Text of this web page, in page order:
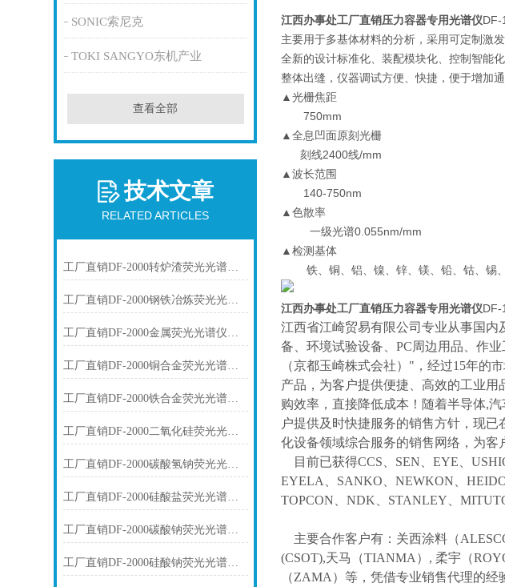
SONIC索尼克
TOKI SANGYO东机产业
查看全部
技术文章
RELATED ARTICLES
工厂直销DF-2000转炉渣荧光光谱仪技术参数
工厂直销DF-2000钢铁冶炼荧光光谱仪技术参数
工厂直销DF-2000金属荧光光谱仪技术参数
工厂直销DF-2000铜合金荧光光谱仪技术参数
工厂直销DF-2000铁合金荧光光谱仪技术参数
工厂直销DF-2000二氧化硅荧光光谱仪技术参数
工厂直销DF-2000碳酸氢钠荧光光谱仪技术参数
工厂直销DF-2000硅酸盐荧光光谱仪技术参数
工厂直销DF-2000碳酸钠荧光光谱仪技术参数
工厂直销DF-2000硅酸钠荧光光谱仪技术参数
江西办事处工厂直销压力容器专用光谱仪DF-
主要用于多基体材料的分析，采用可定制激
全新的设计标准化、装配模块化、控制智能化
整体出缝，仪器调试方便、快捷，便于增加
▲光栅焦距
750mm
▲全息凹面原刻光栅
刻线2400线/mm
▲波长范围
140-750nm
▲色散率
一级光谱0.055nm/mm
▲检测基体
铁、铜、铝、镍、锌、镁、铅、钴、锡
江西办事处工厂直销压力容器专用光谱仪DF-
江西省江崎贸易有限公司专业从事国
备、环境试验设备、PC周边用品、作
（京都玉崎株式会社）"，经过15年的
产品，为客户提供便捷、高效的工业用
购效率，直接降低成本！随着半导体,
户提供及时快捷服务的销售方针，现
化设备领域综合服务的销售网络，为客
目前已获得CCS、SEN、EYE、
EYELA、SANKO、NEWKON、
TOPCON、NDK、STANLEY、
主要合作客户有：关西涂料（
(CSOT),天马（TIANMA）, 柔宇（
（ZAMA）等，凭借专业销售代理的